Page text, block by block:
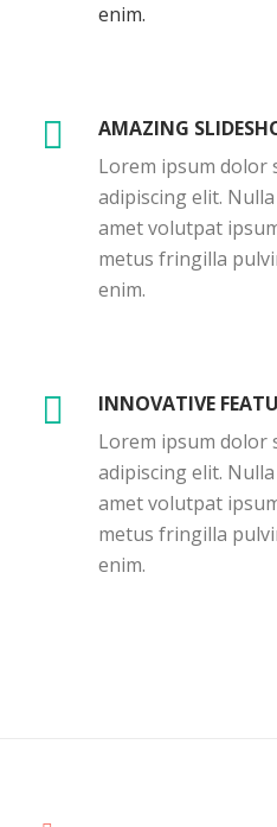
enim.
AMAZING
Lorem ipsum dolor
adipiscing elit.
amet volutpat
metus fringilla
enim.
INNOVATIVE
Lorem ipsum dolor
adipiscing elit.
amet volutpat
metus fringilla
enim.